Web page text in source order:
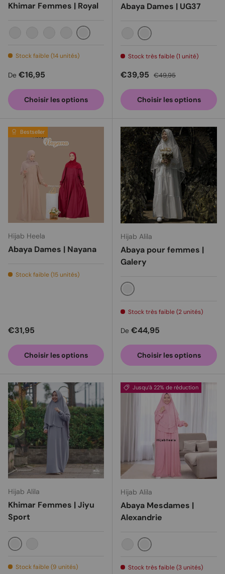
Khimar Femmes | Royal
Bleu poussiéreux
Brun clairGris noir
Stock faible (14 unités)
Prix habituel
De €16,95
Choisir les options
Abaya Dames | UG37
LilasBleu foncé
Stock très faible (1 unité)
Prix soldé
€39,95 Prix habituel
€49,95
Choisir les options
Bestseller
Hijab Heela
Abaya Dames | Nayana
Stock faible (15 unités)
Prix habituel
€31,95
Choisir les options
Hijab Alila
Abaya pour femmes |
Galery
Blanc
Stock très faible (2 unités)
Prix habituel
De €44,95
Choisir les options
Hijab Alila
Khimar Femmes | Jiyu
Sport
Gris
Stock faible (9 unités)
Jusqu’à 22% de réduction
Hijab Alila
Abaya Mesdames |
Alexandrie
La pêche
Rose
Stock très faible (3 unités)